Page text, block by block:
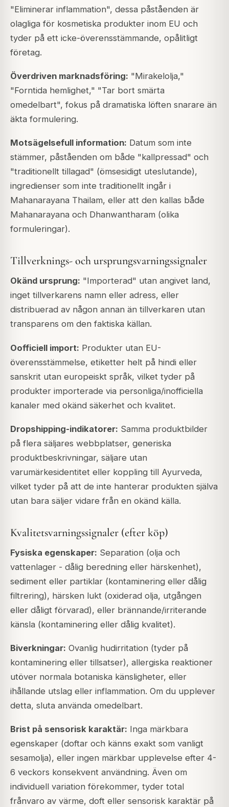
"Eliminerar inflammation", dessa påståenden är
olagliga för kosmetiska produkter inom EU och
tyder på ett icke-överensstämmande, opålitligt
företag.
Överdriven marknadsföring: "Mirakelolja,"
"Forntida hemlighet," "Tar bort smärta
omedelbart", fokus på dramatiska löften snarare än
äkta formulering.
Motsägelsefull information: Datum som inte
stämmer, påståenden om både "kallpressad" och
"traditionellt tillagad" (ömsesidigt uteslutande),
ingredienser som inte traditionellt ingår i
Mahanarayana Thailam, eller att den kallas både
Mahanarayana och Dhanwantharam (olika
formuleringar).
Tillverknings- och ursprungsvarningssignaler
Okänd ursprung: "Importerad" utan angivet land,
inget tillverkarens namn eller adress, eller
distribuerad av någon annan än tillverkaren utan
transparens om den faktiska källan.
Oofficiell import: Produkter utan EU-
överensstämmelse, etiketter helt på hindi eller
sanskrit utan europeiskt språk, vilket tyder på
produkter importerade via personliga/inofficiella
kanaler med okänd säkerhet och kvalitet.
Dropshipping-indikatorer: Samma produktbilder
på flera säljares webbplatser, generiska
produktbeskrivningar, säljare utan
varumärkesidentitet eller koppling till Ayurveda,
vilket tyder på att de inte hanterar produkten själva
utan bara säljer vidare från en okänd källa.
Kvalitetsvarningssignaler (efter köp)
Fysiska egenskaper: Separation (olja och
vattenlager - dålig beredning eller härskenhet),
sediment eller partiklar (kontaminering eller dålig
filtrering), härsken lukt (oxiderad olja, utgången
eller dåligt förvarad), eller brännande/irriterande
känsla (kontaminering eller dålig kvalitet).
Biverkningar: Ovanlig hudirritation (tyder på
kontaminering eller tillsatser), allergiska reaktioner
utöver normala botaniska känsligheter, eller
ihållande utslag eller inflammation. Om du upplever
detta, sluta använda omedelbart.
Brist på sensorisk karaktär: Inga märkbara
egenskaper (doftar och känns exakt som vanligt
sesamolja), eller ingen märkbar upplevelse efter 4-
6 veckors konsekvent användning. Även om
individuell variation förekommer, tyder total
frånvaro av värme, doft eller sensorisk karaktär på